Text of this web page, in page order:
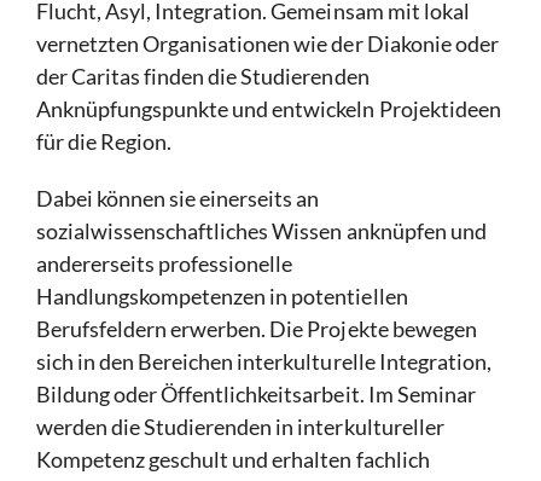
Flucht, Asyl, Integration. Gemeinsam mit lokal
vernetzten Organisationen wie der Diakonie oder
der Caritas finden die Studierenden
Anknüpfungspunkte und entwickeln Projektideen
für die Region.
Dabei können sie einerseits an
sozialwissenschaftliches Wissen anknüpfen und
andererseits professionelle
Handlungskompetenzen in potentiellen
Berufsfeldern erwerben. Die Projekte bewegen
sich in den Bereichen interkulturelle Integration,
Bildung oder Öffentlichkeitsarbeit. Im Seminar
werden die Studierenden in interkultureller
Kompetenz geschult und erhalten fachlich